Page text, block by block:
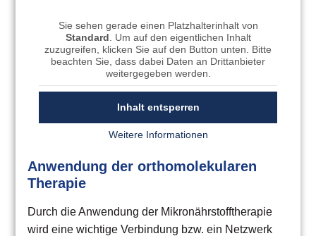
Sie sehen gerade einen Platzhalterinhalt von
Standard . Um auf den eigentlichen Inhalt
zuzugreifen, klicken Sie auf den Button unten. Bitte
beachten Sie, dass dabei Daten an Drittanbieter
weitergegeben werden.
Inhalt entsperren
Weitere Informationen
Anwendung der orthomolekularen
Therapie
Durch die Anwendung der Mikronährstofftherapie
wird eine wichtige Verbindung bzw. ein Netzwerk